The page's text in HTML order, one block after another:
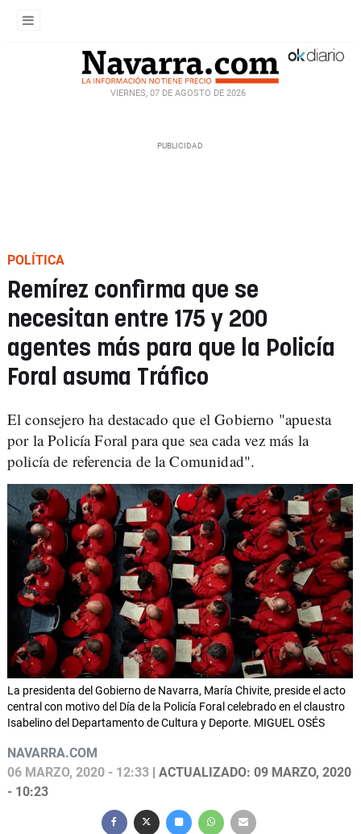
VIERNES, 07 DE AGOSTO DE 2026
POLÍTICA
Remírez confirma que se
necesitan entre 175 y 200
agentes más para que la Policía
Foral asuma Tráfico
El consejero ha destacado que el Gobierno "apuesta
por la Policía Foral para que sea cada vez más la
policía de referencia de la Comunidad".
La presidenta del Gobierno de Navarra, María Chivite, preside el acto
central con motivo del Día de la Policía Foral celebrado en el claustro
Isabelino del Departamento de Cultura y Deporte. MIGUEL OSÉS
NAVARRA.COM
06 MARZO, 2020 - 12:33 | ACTUALIZADO: 09 MARZO, 2020
- 10:23